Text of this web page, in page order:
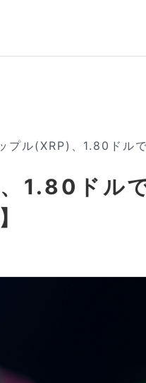
プル(XRP)、1.80ドル
1.80ドル